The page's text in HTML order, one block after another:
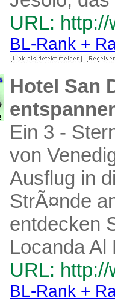
URL:
BL-Rank +
Hotel San
Ein 3 -
von
Ausflug in
StrÃ¤nde
entdecken
Locanda Al
URL:
BL-Rank +